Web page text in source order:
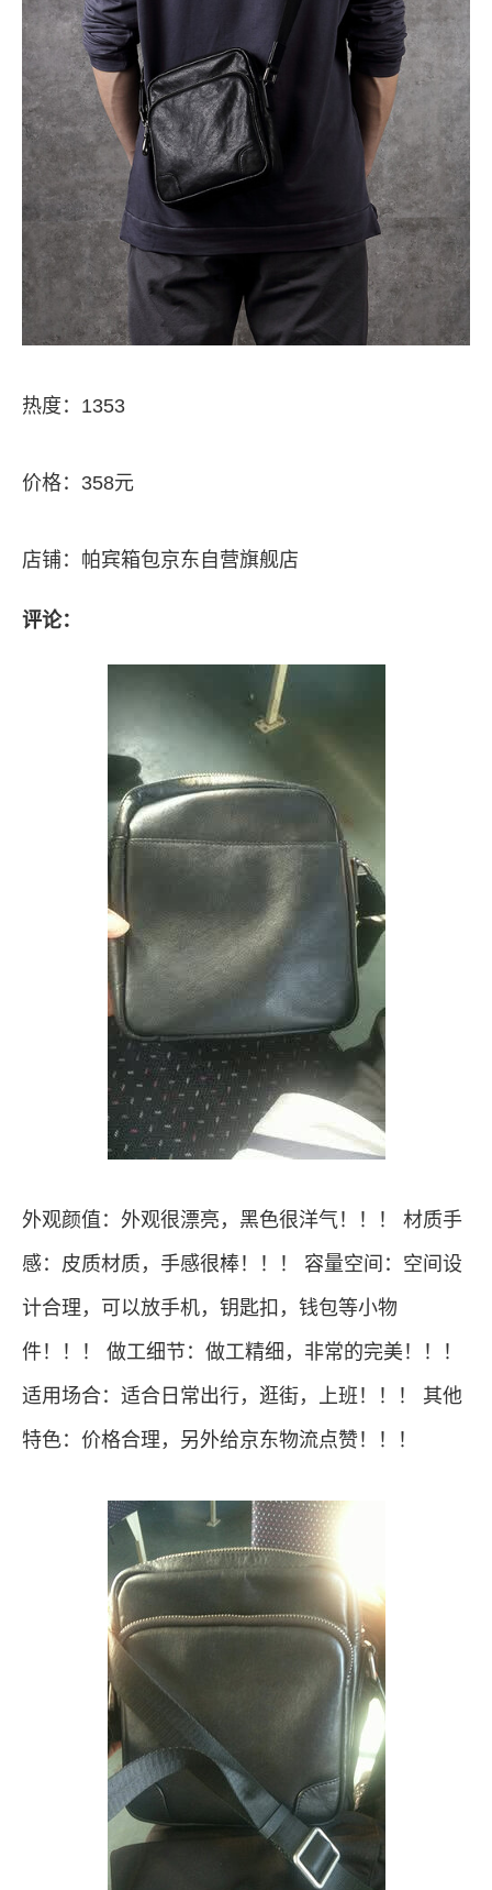
热度：1353
价格：358元
店铺：帕宾箱包京东自营旗舰店
评论：
外观颜值：外观很漂亮，黑色很洋气！！！ 材质手
感：皮质材质，手感很棒！！！ 容量空间：空间设
计合理，可以放手机，钥匙扣，钱包等小物
件！！！ 做工细节：做工精细，非常的完美！！！
适用场合：适合日常出行，逛街，上班！！！ 其他
特色：价格合理，另外给京东物流点赞！！！